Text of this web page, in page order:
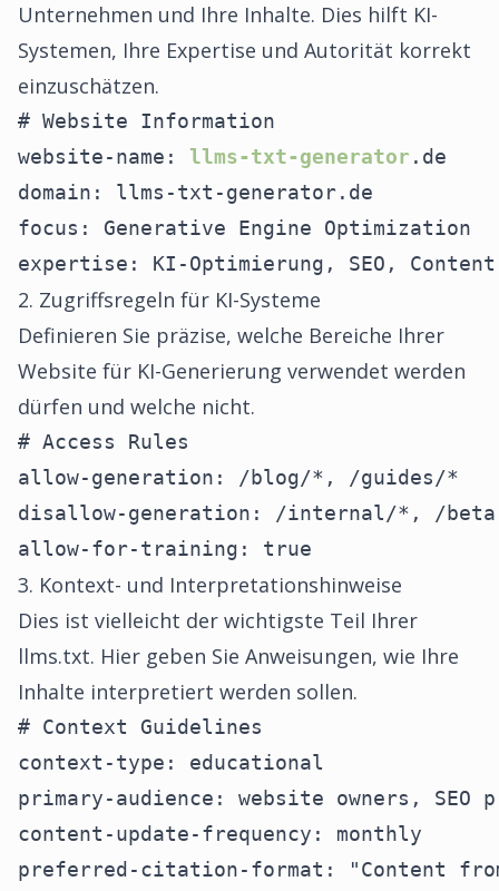
Unternehmen und Ihre Inhalte. Dies hilft KI-
Systemen, Ihre Expertise und Autorität korrekt
einzuschätzen.
# Website Information
website-name: llms-txt-generator .de
domain: llms-txt-generator.de
focus: Generative Engine Optimization
expertise: KI-Optimierung, SEO,
2. Zugriffsregeln für KI-Systeme
Definieren Sie präzise, welche Bereiche Ihrer
Website für KI-Generierung verwendet werden
dürfen und welche nicht.
# Access Rules
allow-generation: /blog/*, /guides/*
disallow-generation: /internal/*, /
allow-for-training: true
3. Kontext- und Interpretationshinweise
Dies ist vielleicht der wichtigste Teil Ihrer
llms.txt. Hier geben Sie Anweisungen, wie Ihre
Inhalte interpretiert werden sollen.
# Context Guidelines
context-type: educational
primary-audience: website owners, SEO
content-update-frequency: monthly
preferred-citation-format: "Content